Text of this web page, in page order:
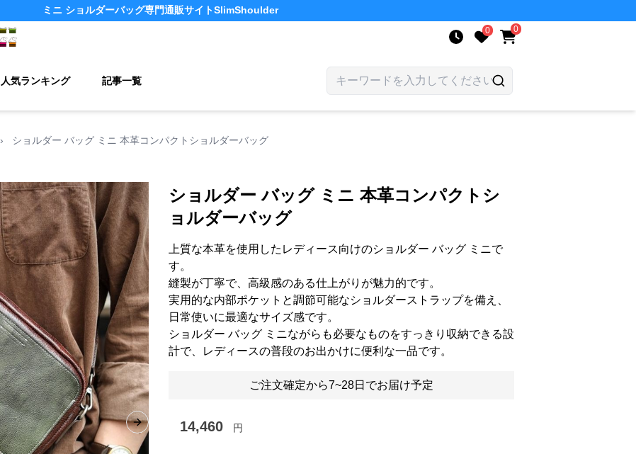
ミニ ショルダーバッグ専門通販サイトSlimShoulder
0 0
人気ランキング 記事一覧
› ショルダー バッグ ミニ 本革コンパクトショルダーバッグ
Next slide
ショルダー バッグ ミニ 本革コンパクトシ
ョルダーバッグ
上質な本革を使用したレディース向けのショルダー バッグ ミニで
す。
縫製が丁寧で、高級感のある仕上がりが魅力的です。
実用的な内部ポケットと調節可能なショルダーストラップを備え、
日常使いに最適なサイズ感です。
ショルダー バッグ ミニながらも必要なものをすっきり収納できる設
計で、レディースの普段のお出かけに便利な一品です。
ご注文確定から7~28日でお届け予定
14,460 円